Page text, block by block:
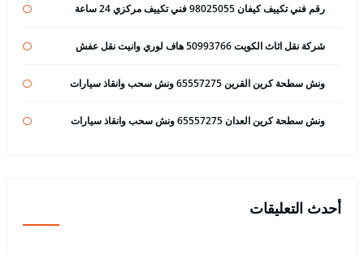
رقم فني تكييف كيفان 98025055 فني تكييف مركزي 24 ساعة
شركة نقل اثاث الكويت 50993766 هاف لوري وانيت نقل عفش
ونش سطحة كرين القرين 65557275 ونش سحب وانقاذ سيارات
ونش سطحة كرين العدان 65557275 ونش سحب وانقاذ سيارات
أحدث التعليقات